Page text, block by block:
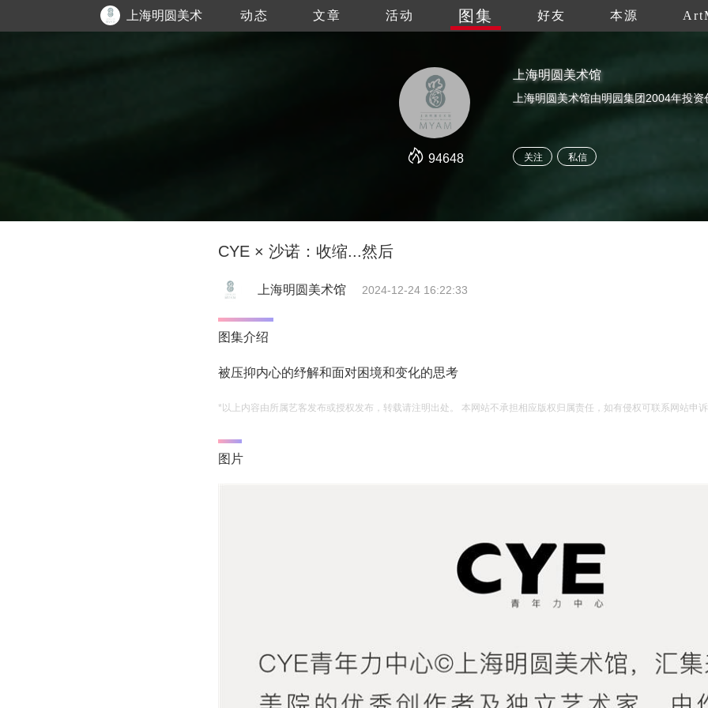
上海明圆美术 动态 文章 活动 图集 好友 本源
94648
上海明圆美术馆
关注 私信
CYE × 沙诺：收缩...然后
上海明圆美术馆 2024-12-24 16:22:33
图集介绍
被压抑内心的纾解和面对困境和变化的思考
*以上内容由所属艺客发布或授权发布，转载请注明出处。 本网站不承担相应版权归属责任，如有侵权可联系网站申
图片